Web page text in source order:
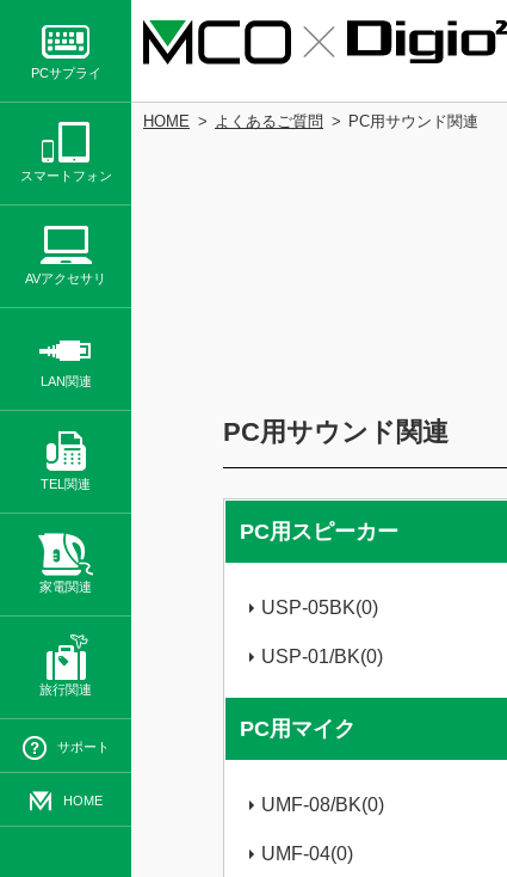
HOME よくあるご質問 PC用サウンド関連
PC用サウンド関連
PC用スピーカー
USP-05BK(0)
USP-01/BK(0)
PC用マイク
UMF-08/BK(0)
UMF-04(0)
PCサプライ
スマートフォン
AVアクセサリ
LAN関連
TEL関連
家電関連
旅行関連
サポート
HOME